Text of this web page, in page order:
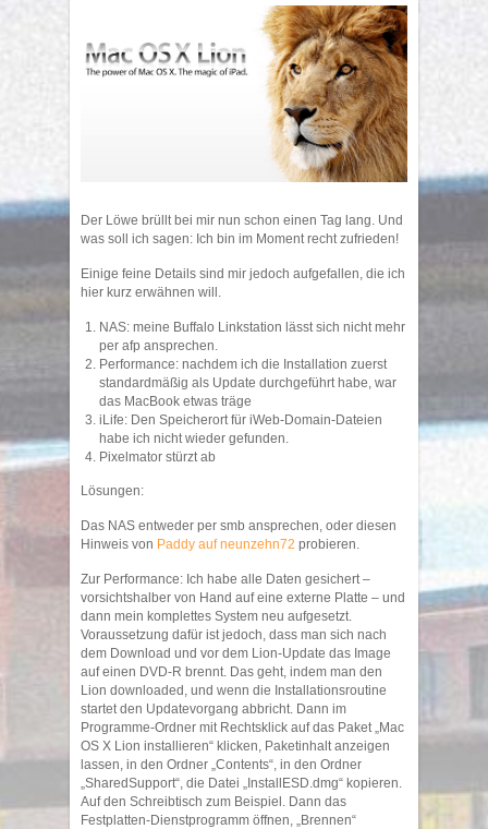
Der Löwe brüllt bei mir nun schon einen Tag lang. Und
was soll ich sagen: Ich bin im Moment recht zufrieden!
Einige feine Details sind mir jedoch aufgefallen, die ich
hier kurz erwähnen will.
NAS: meine Buffalo Linkstation lässt sich nicht mehr
per afp ansprechen.
Performance: nachdem ich die Installation zuerst
standardmäßig als Update durchgeführt habe, war
das MacBook etwas träge
iLife: Den Speicherort für iWeb-Domain-Dateien
habe ich nicht wieder gefunden.
Pixelmator stürzt ab
Lösungen:
Das NAS entweder per smb ansprechen, oder diesen
Hinweis von Paddy auf neunzehn72 probieren.
Zur Performance: Ich habe alle Daten gesichert –
vorsichtshalber von Hand auf eine externe Platte – und
dann mein komplettes System neu aufgesetzt.
Voraussetzung dafür ist jedoch, dass man sich nach
dem Download und vor dem Lion-Update das Image
auf einen DVD-R brennt. Das geht, indem man den
Lion downloaded, und wenn die Installationsroutine
startet den Updatevorgang abbricht. Dann im
Programme-Ordner mit Rechtsklick auf das Paket „Mac
OS X Lion installieren“ klicken, Paketinhalt anzeigen
lassen, in den Ordner „Contents“, in den Ordner
„SharedSupport“, die Datei „InstallESD.dmg“ kopieren.
Auf den Schreibtisch zum Beispiel. Dann das
Festplatten-Dienstprogramm öffnen, „Brennen“